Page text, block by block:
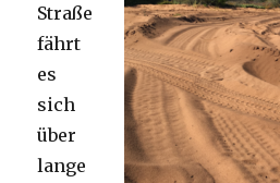
Straße
fährt
es
sich
über
lange